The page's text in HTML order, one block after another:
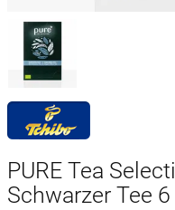
PURE Tea
Schwarzer Tee